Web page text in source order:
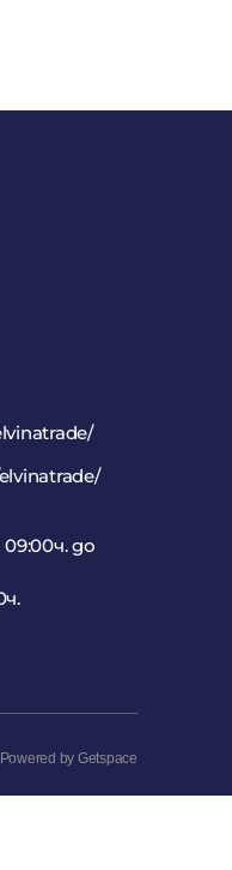
до
Powered by Getspace